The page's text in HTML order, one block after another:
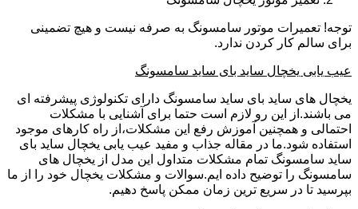
توجه! تعمیرات موتور سامسونگ به صرفه نیست و هیچ تضمینی
برای سالم کار کردن ندارد.
عیب یابی یخچال ساید بای ساید سامسونگ
یخچال های ساید بای ساید سامسونگ دارای تکنولوژی پیشرفته ای
می باشند.از این رو لازم است حتما برای آشنایی با مشکلات
احتمالی و همچنین آموزش رفع این مشکلات،از راه کارهای موجود
استفاده شود.ما در مقاله جذاب و مفید عیب یابی یخچال ساید بای
ساید سامسونگ تمام مشکلات متداول این مدل از یخچال های
سامسونگ را توضیح داده ایم.سوالات و مشکلات یخچال خود را از ما
بپرسید تا در سریع ترین زمان ممکن پاسخ دهیم.